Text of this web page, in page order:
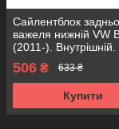
Сайлентблок
важеля нижній VW
(2011-). Внутрішній.
FE29690 ,
506 ₴ 633 ₴
Купити